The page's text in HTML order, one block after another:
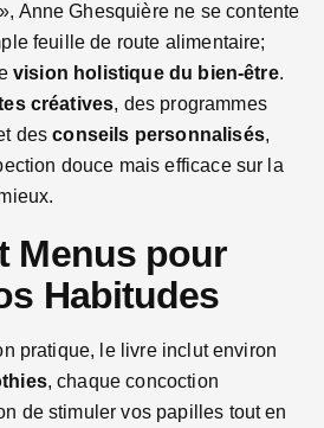
Anne Ghesquière ne se contente
feuille de route alimentaire;
vision holistique du bien-être.
créatives, des programmes
desconseils personnalisés,
douce mais efficace sur la
Menus pour
Habitudes
pratique, le livre inclut environ
, chaque concoction
de stimuler vos papilles tout en